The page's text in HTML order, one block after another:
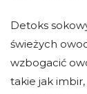
Detoks
świeżych
wzbogacić
takie jak imbir,